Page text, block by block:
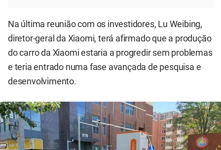
Na última reunião com os investidores, Lu Weibing,
diretor-geral da Xiaomi, terá afirmado que a produção
do carro da Xiaomi estaria a progredir sem problemas
e teria entrado numa fase avançada de pesquisa e
desenvolvimento.